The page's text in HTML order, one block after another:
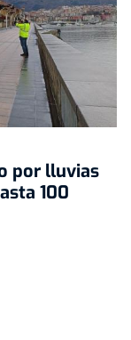
por lluvias
100